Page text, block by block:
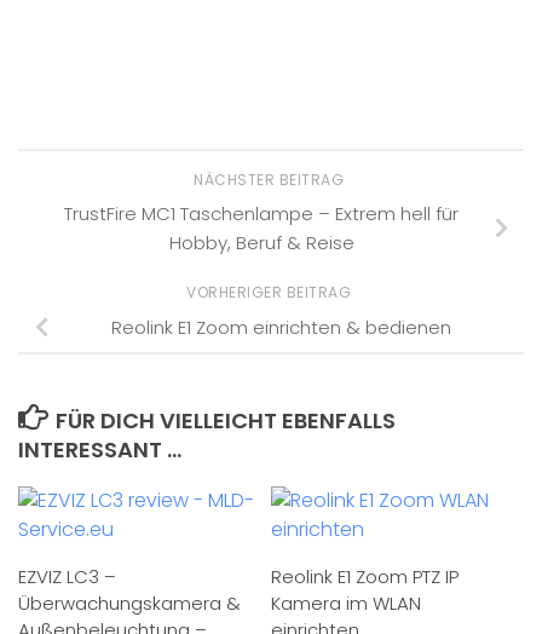
NÄCHSTER BEITRAG
TrustFire MC1 Taschenlampe – Extrem hell für
Hobby, Beruf & Reise
VORHERIGER BEITRAG
Reolink E1 Zoom einrichten & bedienen
FÜR DICH VIELLEICHT EBENFALLS
INTERESSANT …
EZVIZ LC3 –
Überwachungskamera &
Reolink E1 Zoom PTZ IP
Kamera im WLAN